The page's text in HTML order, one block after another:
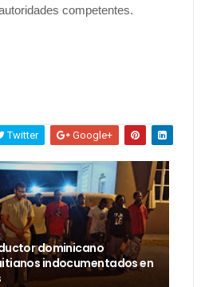
competentes.
Twitter Google+
dominicano
indocumentados en